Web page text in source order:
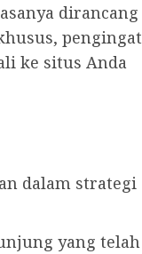
dirancang
pengingat
ke situs Anda
dalam strategi
yang telah